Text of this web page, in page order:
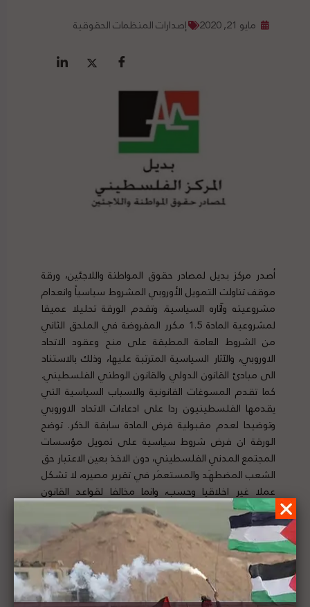
مايو 21, 2020 إصدارات المنظمات الحقوقية
أصدر مركز بديل لمصادر حقوق المواطنة واللاجئين، ورقة
موقف تناولت التمويل الأوروبي المشروط سياسياً وانعدام
مشروعيته وآثاره السياسية. وتقدم الورقة تحليلا عميقا
لمشروعية المادة 1.5 مكرر المفروضة في الملحق الثاني
من الشروط العامة المطبقة على منح وعقود الاتحاد
الاوروبي، والآثار السياسية المترتبة عليها، وذلك بالاستناد
الى مبادئ القانون الدولي والقانون الوطني الفلسطيني.
كما تقدم المسوغات القانونية والاسباب السياسية التي
يقدمها الفلسطينيون ردا على ادعاءات الاتحاد الاوروبي
وتوضيحا لعدم مقبولية فرض المادة سابقة الذكر. توضح
الورقة ان فرض شروط سياسية على تمويل مؤسسات
المجتمع المدني الفلسطيني، دون الاخذ بعين الاعتبار حق
الشعب المضطهَد والمستعمَر في تقرير مصيره، لا تشكل
عملا غير اخلاقيا وحسب، وانما مخالفا لقواعد القانون
الدولي. لتفاصيل الخبر ومصدره الأصلي،هنا
روسيا تحذر إسرائيل من الأعمال التوسعية في الضفة
الغربية